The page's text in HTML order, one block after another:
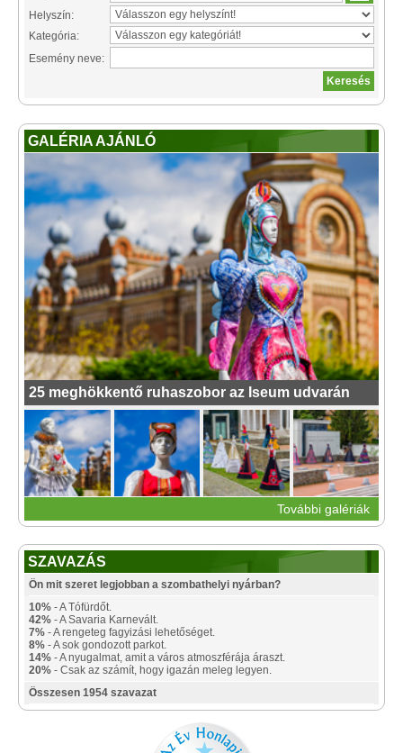
Helyszín:
Kategória:
Esemény neve:
GALÉRIA AJÁNLÓ
25 meghökkentő ruhaszobor az Iseum udvarán
További galériák
SZAVAZÁS
Ön mit szeret legjobban a szombathelyi nyárban?
10% - A Tófürdőt.
42% - A Savaria Karnevált.
7% - A rengeteg fagyizási lehetőséget.
8% - A sok gondozott parkot.
14% - A nyugalmat, amit a város atmoszférája áraszt.
20% - Csak az számít, hogy igazán meleg legyen.
Összesen 1954 szavazat